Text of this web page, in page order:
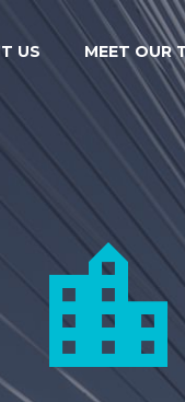
US MEET OUR